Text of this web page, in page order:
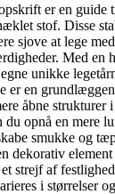
er en guide
stof. Disse
sjove at lege
Med en
unikke
er en
åbne strukturer
du opnå en mere
smukke og
dekorativ
strejf af
i størrelser